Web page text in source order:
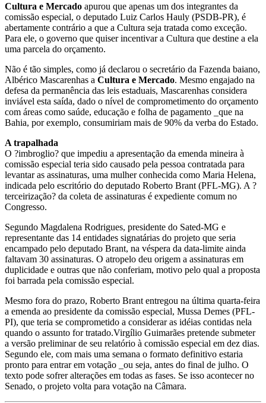
Cultura e Mercado apurou que apenas um dos integrantes da
comissão especial, o deputado Luiz Carlos Hauly (PSDB-PR), é
abertamente contrário a que a Cultura seja tratada como exceção.
Para ele, o governo que quiser incentivar a Cultura que destine a ela
uma parcela do orçamento.
Não é tão simples, como já declarou o secretário da Fazenda baiano,
Albérico Mascarenhas a Cultura e Mercado. Mesmo engajado na
defesa da permanência das leis estaduais, Mascarenhas considera
inviável esta saída, dado o nível de comprometimento do orçamento
com áreas como saúde, educação e folha de pagamento _que na
Bahia, por exemplo, consumiriam mais de 90% da verba do Estado.
A trapalhada
O ?imbroglio? que impediu a apresentação da emenda mineira à
comissão especial teria sido causado pela pessoa contratada para
levantar as assinaturas, uma mulher conhecida como Maria Helena,
indicada pelo escritório do deputado Roberto Brant (PFL-MG). A ?
terceirização? da coleta de assinaturas é expediente comum no
Congresso.
Segundo Magdalena Rodrigues, presidente do Sated-MG e
representante das 14 entidades signatárias do projeto que seria
encampado pelo deputado Brant, na véspera da data-limite ainda
faltavam 30 assinaturas. O atropelo deu origem a assinaturas em
duplicidade e outras que não conferiam, motivo pelo qual a proposta
foi barrada pela comissão especial.
Mesmo fora do prazo, Roberto Brant entregou na última quarta-feira
a emenda ao presidente da comissão especial, Mussa Demes (PFL-
PI), que teria se comprometido a considerar as idéias contidas nela
quando o assunto for tratado.Virgílio Guimarães pretende submeter
a versão preliminar de seu relatório à comissão especial em dez dias.
Segundo ele, com mais uma semana o formato definitivo estaria
pronto para entrar em votação _ou seja, antes do final de julho. O
texto pode sofrer alterações em todas as fases. Se isso acontecer no
Senado, o projeto volta para votação na Câmara.